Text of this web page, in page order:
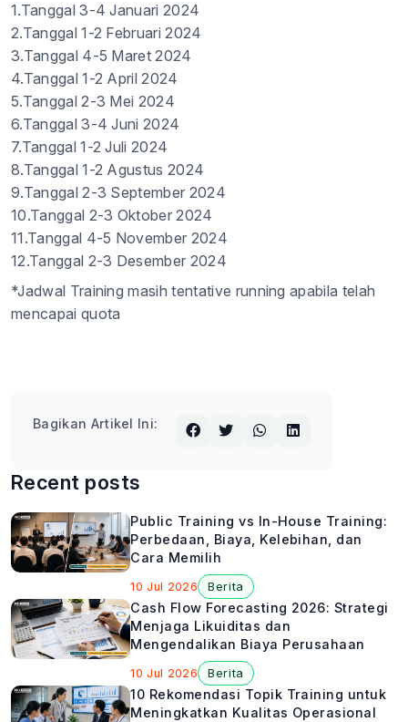
1.Tanggal 3-4 Januari 2024
2.Tanggal 1-2 Februari 2024
3.Tanggal 4-5 Maret 2024
4.Tanggal 1-2 April 2024
5.Tanggal 2-3 Mei 2024
6.Tanggal 3-4 Juni 2024
7.Tanggal 1-2 Juli 2024
8.Tanggal 1-2 Agustus 2024
9.Tanggal 2-3 September 2024
10.Tanggal 2-3 Oktober 2024
11.Tanggal 4-5 November 2024
12.Tanggal 2-3 Desember 2024
*Jadwal Training masih tentative running apabila telah
mencapai quota
Bagikan Artikel Ini:
Recent posts
Public Training vs In-House Training:
Perbedaan, Biaya, Kelebihan, dan
Cara Memilih
10 Jul 2026 Berita
Cash Flow Forecasting 2026: Strategi
Menjaga Likuiditas dan
Mengendalikan Biaya Perusahaan
10 Jul 2026 Berita
10 Rekomendasi Topik Training untuk
Meningkatkan Kualitas Operasional